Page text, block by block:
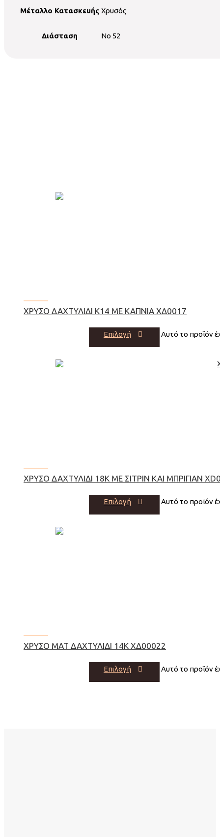
Μέταλλο Κατασκευής Χρυσός
Διάσταση No 52
ΧΡΥΣΌ ΔΑΧΤΥΛΊΔΙ Κ14 ΜΕ ΚΑΠΝΊΑ ΧΔ0017
Επιλογή Αυτό το προϊόν
ΧΡΥΣΌ ΔΑΧΤΥΛΊΔΙ 18Κ ΜΕ ΣΙΤΡΊΝ ΚΑΙ ΜΠΡΙΓΙΆΝ
Επιλογή Αυτό το προϊόν
ΧΡΥΣΌ ΜΑΤ ΔΑΧΤΥΛΊΔΙ 14Κ ΧΔ00022
Επιλογή Αυτό το προϊόν